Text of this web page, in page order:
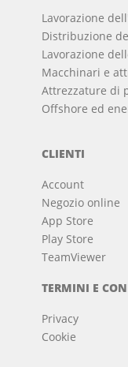
Lavorazione
Distribuzione
Lavorazione
Macchinari e
Attrezzature di
Offshore ed
CLIENTI
Account
Negozio online
App Store
Play Store
TeamViewer
TERMINI E
Privacy
Cookie